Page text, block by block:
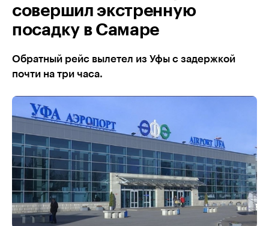
совершил экстренную
посадку в Самаре
Обратный рейс вылетел из Уфы с задержкой
почти на три часа.